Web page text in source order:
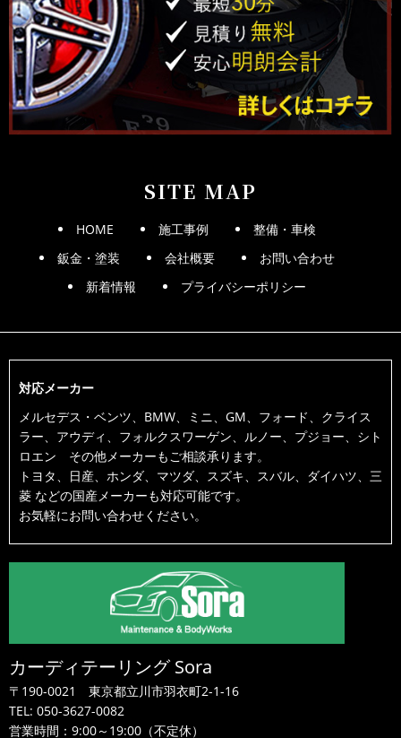
SITE MAP
HOME 施工事例
整備・車検
鈑金・塗装
会社概要
お問い合わせ
新着情報
プライバシーポリシー
カーディテーリング Sora
〒190-0021 東京都立川市羽衣町2-1-16
TEL: 050-3627-0082
営業時間：9:00～19:00（不定休）
対応メーカー
メルセデス・ベンツ、BMW、ミニ、GM、フォード、クライス
ラー、アウディ、フォルクスワーゲン、ルノー、プジョー、シト
ロエン その他メーカーもご相談承ります。
トヨタ、日産、ホンダ、マツダ、スズキ、スバル、ダイハツ、三
菱 などの国産メーカーも対応可能です。
お気軽にお問い合わせください。